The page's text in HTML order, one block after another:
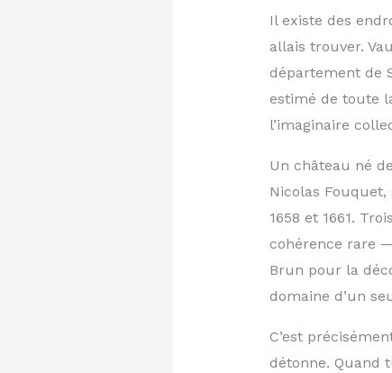
Il existe des
allais trouver.
département de
estimé de toute
l’imaginaire
Un château né
Nicolas
1658 et 1661.
cohérence rare
Brun pour la
domaine d’un
C’est
détonne. Quand